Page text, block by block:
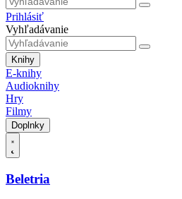
Prihlásiť
Vyhľadávanie
Knihy
E-knihy
Audioknihy
Hry
Filmy
Doplnky
Beletria